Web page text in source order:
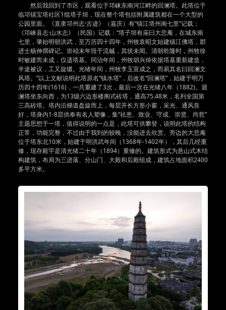
然后我回到了市区，观看位于邛崃东南河江畔的回澜塔。此塔位于
临邛镇宝塔社区1组塔子坝，现在整个塔包括附属建筑都在一个大型的
公园里面。《直隶邛州志·古迹》（嘉庆）有“镇江塔州南七里”记载；
《邛崃县志·山水志》（民国）记载：“塔子坝有庙曰大悲庵，在城东南
七里，肇始明朝洪武，至万历四十四年，州牧袁昭文始建镇江佛塔，郡
进士杨伸撰碑记。崇祯末年毁于流贼，其状未闻。清朝乾隆时，州牧徐
时敏建而未成，仅遗塔基。同治年间，州牧胡兴倬依据塔基重新建造，
半途被议，工又旋辍。光绪年间，州牧李玉宣成之，而易其名曰回澜文
风塔。”以上文献说明此塔原名“镇水塔”，后改名“回澜塔”，始建于明万
历四十四年(1616)，一共重建了3次，最后一次在光绪八年（1882)。迴
澜塔坐东向西，为13级六边形楼阁式砖塔，通高75.48米，名列全国第
三高砖塔。塔内沿梯道盘旋而上，每层开长方形小窗，采光、通风良
好，塔身内1-8层供奉有名人塑像，集“祛患、致业、守成、崇贤、尚哲”
主题思想于一塔，值得说明的一点是，此塔可供攀登，说明此塔的结构
正常，功能完整，不过由于我到的较晚，没能进去欣赏。旁边的大悲庵
位于塔东北10米，始建于明洪武年间（1368年-1402年），其后几经重
修，现存殿宇是清光绪二十年（1894）重修的。建筑形式为悬山式木结
构建筑，布局为三进落、分山门、大殿和后殿组成，建筑占地面积2400
多平方米。